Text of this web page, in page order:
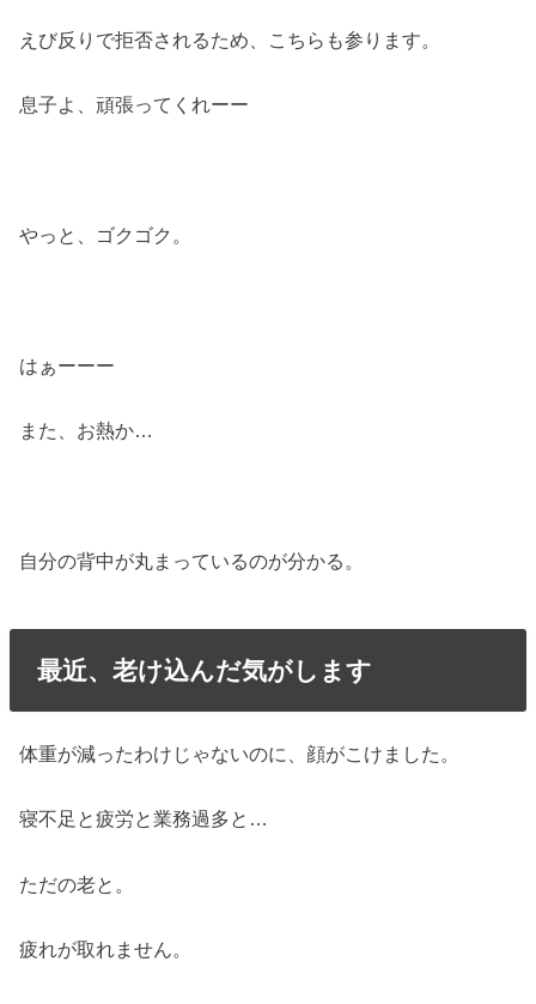
えび反りで拒否されるため、こちらも参ります。
息子よ、頑張ってくれーー
やっと、ゴクゴク。
はぁーーー
また、お熱か…
自分の背中が丸まっているのが分かる。
最近、老け込んだ気がします
体重が減ったわけじゃないのに、顔がこけました。
寝不足と疲労と業務過多と…
ただの老と。
疲れが取れません。